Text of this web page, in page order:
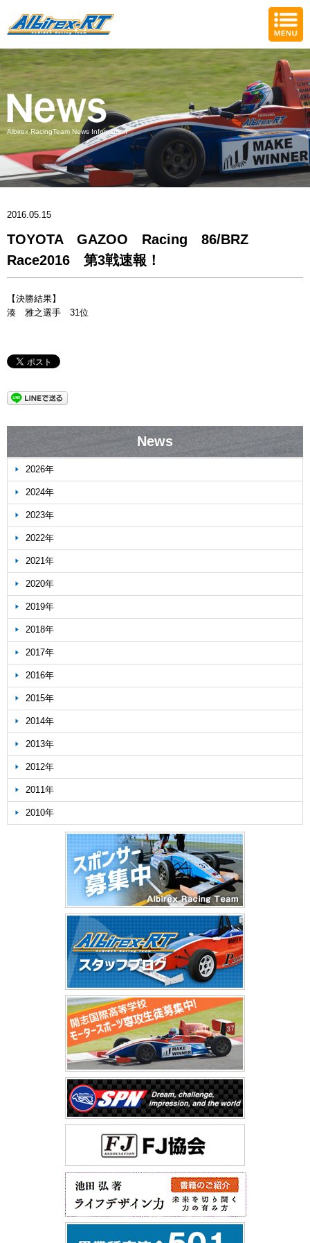
Albirex RacingTeam News Information
2016.05.15
TOYOTA GAZOO Racing 86/BRZ
Race2016 第3戦速報！
【決勝結果】
湊 雅之選手 31位
News
2026年
2024年
2023年
2022年
2021年
2020年
2019年
2018年
2017年
2016年
2015年
2014年
2013年
2012年
2011年
2010年